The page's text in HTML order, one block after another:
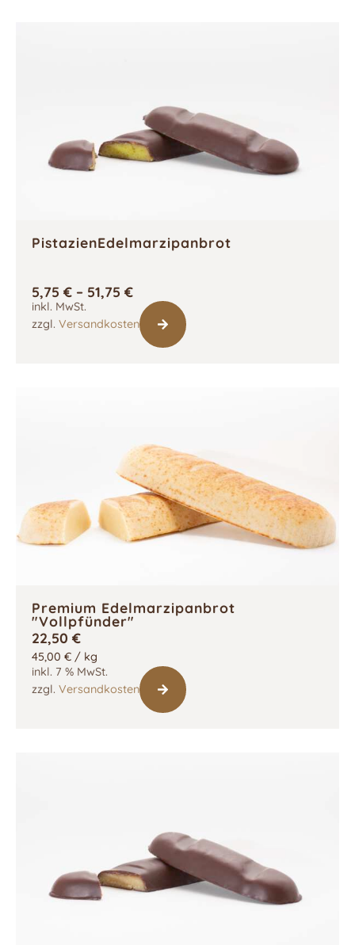
PistazienEdelmarzipanbrot
5,75 € – 51,75 €
inkl. MwSt.
zzgl. Versandkosten
Premium Edelmarzipanbrot
"Vollpfünder"
22,50 €
45,00 € / kg
inkl. 7 % MwSt.
zzgl. Versandkosten